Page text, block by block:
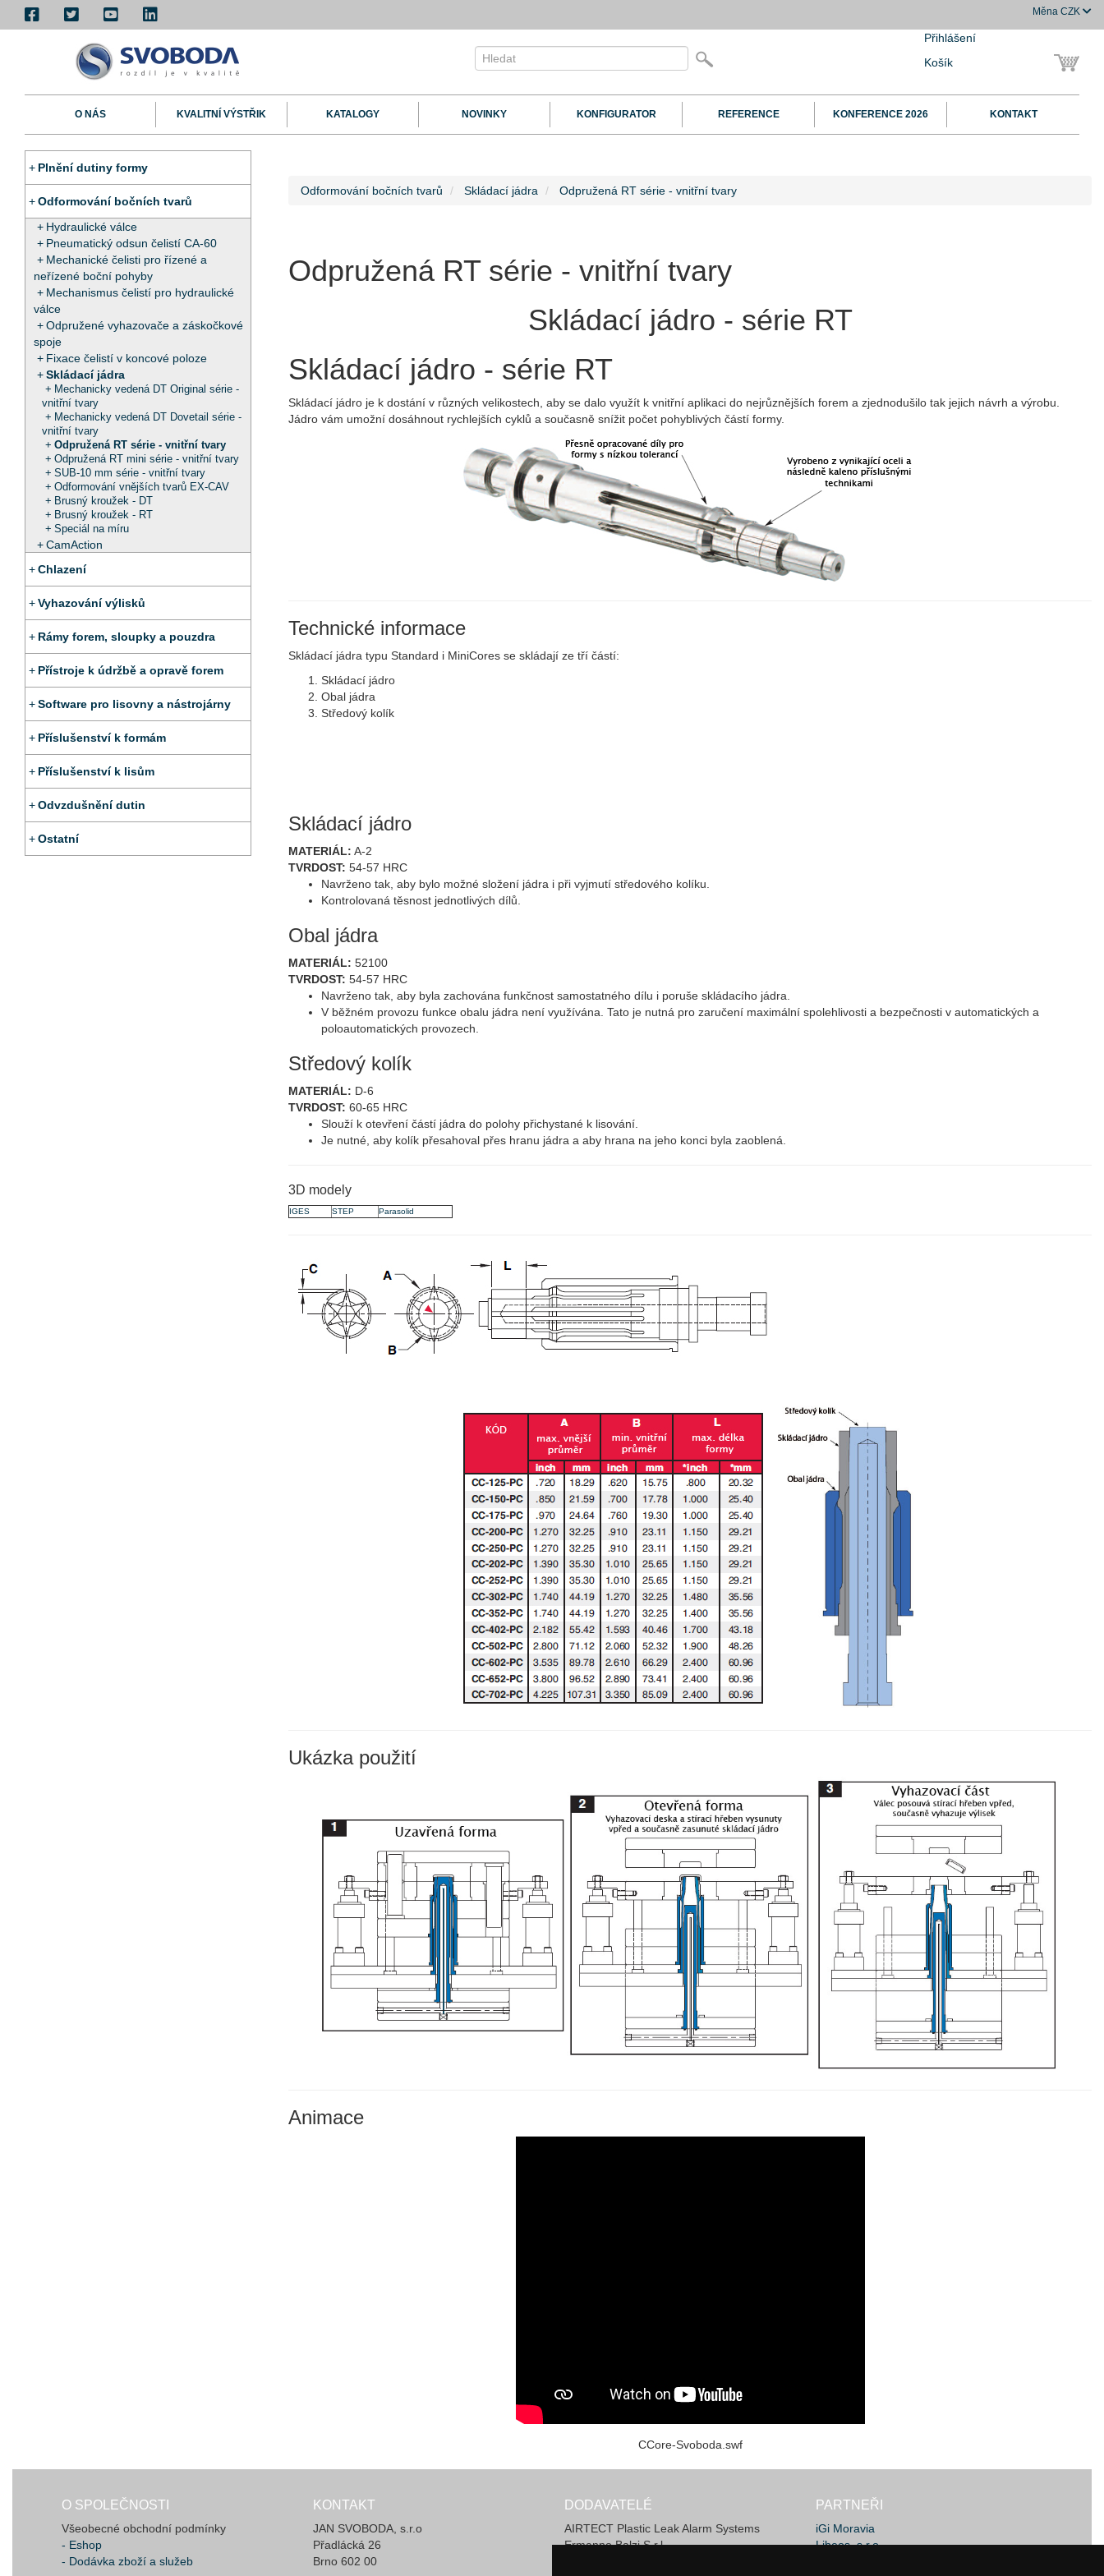
Měna CZK
Přihlášení
Košík
O NÁS KVALITNÍ VÝSTŘIK KATALOGY NOVINKY KONFIGURATOR REFERENCE KONFERENCE 2026 KONTAKT
Plnění dutiny formy
Odformování bočních tvarů
Hydraulické válce
Pneumatický odsun čelistí CA-60
Mechanické čelisti pro řízené a
neřízené boční pohyby
Mechanismus čelistí pro hydraulické
válce
Odpružené vyhazovače a záskočkové
spoje
Fixace čelistí v koncové poloze
Skládací jádra
Mechanicky vedená DT Original série -
vnitřní tvary
Mechanicky vedená DT Dovetail série -
vnitřní tvary
Odpružená RT série - vnitřní tvary
Odpružená RT mini série - vnitřní tvary
SUB-10 mm série - vnitřní tvary
Odformování vnějších tvarů EX-CAV
Brusný kroužek - DT
Brusný kroužek - RT
Speciál na míru
CamAction
Chlazení
Vyhazování výlisků
Rámy forem, sloupky a pouzdra
Přístroje k údržbě a opravě forem
Software pro lisovny a nástrojárny
Příslušenství k formám
Příslušenství k lisům
Odvzdušnění dutin
Ostatní
Odformování bočních tvarů Skládací jádra Odpružená RT série - vnitřní tvary
Odpružená RT série - vnitřní tvary
Skládací jádro - série RT
Skládací jádro - série RT
Skládací jádro je k dostání v různých velikostech, aby se dalo využít k vnitřní aplikaci do nejrůznějších forem a zjednodušilo tak jejich návrh a výrobu.
Jádro vám umožní dosáhnout rychlejších cyklů a současně snížit počet pohyblivých částí formy.
Technické informace
Skládací jádra typu Standard i MiniCores se skládají ze tří částí:
Skládací jádro
Obal jádra
Středový kolík
Skládací jádro
MATERIÁL: A-2
TVRDOST: 54-57 HRC
Navrženo tak, aby bylo možné složení jádra i při vyjmutí středového kolíku.
Kontrolovaná těsnost jednotlivých dílů.
Obal jádra
MATERIÁL: 52100
TVRDOST: 54-57 HRC
Navrženo tak, aby byla zachována funkčnost samostatného dílu i poruše skládacího jádra.
V běžném provozu funkce obalu jádra není využívána. Tato je nutná pro zaručení maximální spolehlivosti a bezpečnosti v automatických a
poloautomatických provozech.
Středový kolík
MATERIÁL: D-6
TVRDOST: 60-65 HRC
Slouží k otevření částí jádra do polohy přichystané k lisování.
Je nutné, aby kolík přesahoval přes hranu jádra a aby hrana na jeho konci byla zaoblená.
3D modely
IGES STEP Parasolid
Ukázka použití
Animace
CCore-Svoboda.swf
O SPOLEČNOSTI
Všeobecné obchodní podmínky
- Eshop
- Dodávka zboží a služeb
KONTAKT
JAN SVOBODA, s.r.o
Přadlácká 26
Brno 602 00
DODAVATELÉ
AIRTECT Plastic Leak Alarm Systems
Ermanno Balzi S.r.l.
PARTNEŘI
iGi Moravia
Libeos, s.r.o.